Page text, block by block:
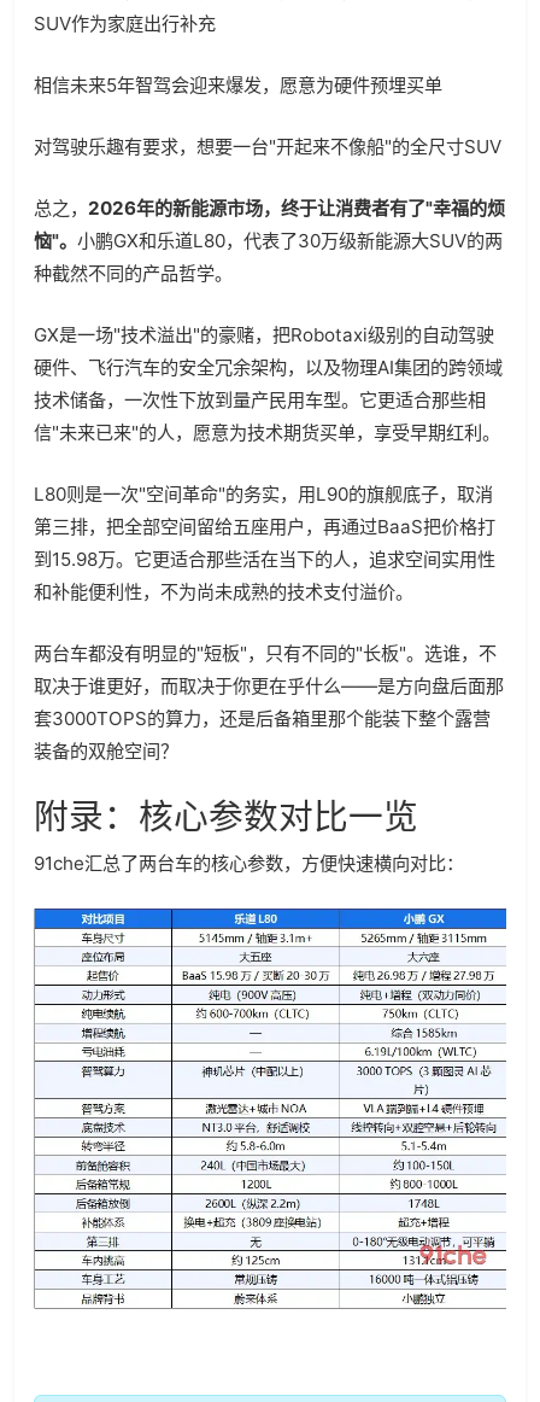
SUV作为家庭出行补充
相信未来5年智驾会迎来爆发，愿意为硬件预埋买单
对驾驶乐趣有要求，想要一台"开起来不像船"的全尺寸SUV
总之， 2026年的新能源市场，终于让消费者有了"幸福的烦
恼"。 小鹏GX和乐道L80，代表了30万级新能源大SUV的两
种截然不同的产品哲学。
GX是一场"技术溢出"的豪赌，把Robotaxi级别的自动驾驶
硬件、飞行汽车的安全冗余架构，以及物理AI集团的跨领域
技术储备，一次性下放到量产民用车型。它更适合那些相
信"未来已来"的人，愿意为技术期货买单，享受早期红利。
L80则是一次"空间革命"的务实，用L90的旗舰底子，取消
第三排，把全部空间留给五座用户，再通过BaaS把价格打
到15.98万。它更适合那些活在当下的人，追求空间实用性
和补能便利性，不为尚未成熟的技术支付溢价。
两台车都没有明显的"短板"，只有不同的"长板"。选谁，不
取决于谁更好，而取决于你更在乎什么——是方向盘后面那
套3000TOPS的算力，还是后备箱里那个能装下整个露营
装备的双舱空间？
附录：核心参数对比一览
91che汇总了两台车的核心参数，方便快速横向对比：